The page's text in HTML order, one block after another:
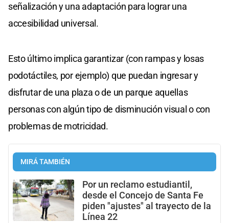
señalización y una adaptación para lograr una
accesibilidad universal.
Esto último implica garantizar (con rampas y losas
podotáctiles, por ejemplo) que puedan ingresar y
disfrutar de una plaza o de un parque aquellas
personas con algún tipo de disminución visual o con
problemas de motricidad.
MIRÁ TAMBIÉN
Por un reclamo estudiantil,
desde el Concejo de Santa Fe
piden "ajustes" al trayecto de la
Línea 22